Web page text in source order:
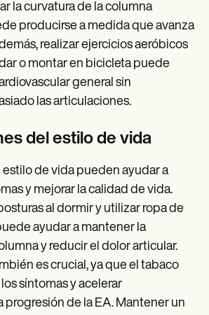
la curvatura de la columna
producirse a medida que avanza
realizar ejercicios aeróbicos
o montar en bicicleta puede
general sin
las articulaciones.
del estilo de vida
estilo de vida pueden ayudar a
y mejorar la calidad de vida.
al dormir y utilizar ropa de
ayudar a mantener la
y reducir el dolor articular.
es crucial, ya que el tabaco
síntomas y acelerar
progresión de la EA. Mantener un